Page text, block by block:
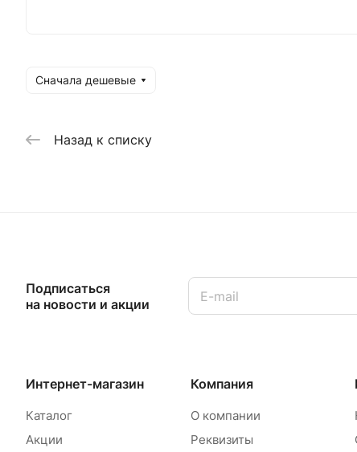
На всех
Сначала дешевые
Назад к списку
Подписаться
на новости и акции
Интернет-магазин
Каталог
Акции
Компания
О компании
Реквизиты